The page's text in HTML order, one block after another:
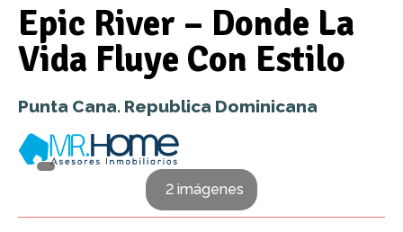
Epic River – Donde La
Vida Fluye Con Estilo
Punta Cana. Republica Dominicana
2 imágenes